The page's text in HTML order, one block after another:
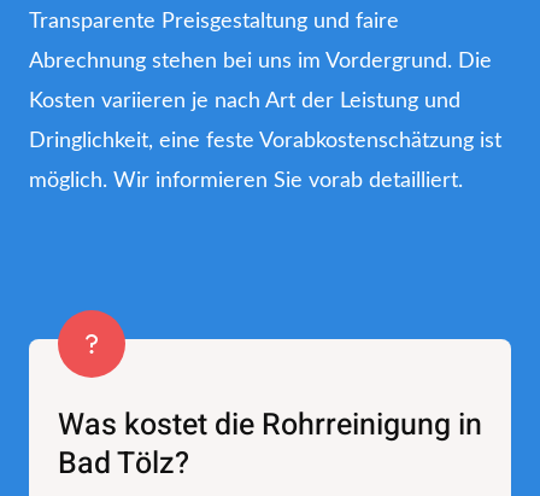
Transparente Preisgestaltung und faire
Abrechnung stehen bei uns im Vordergrund. Die
Kosten variieren je nach Art der Leistung und
Dringlichkeit, eine feste Vorabkostenschätzung ist
möglich. Wir informieren Sie vorab detailliert.
Was kostet die Rohrreinigung in
Bad Tölz?